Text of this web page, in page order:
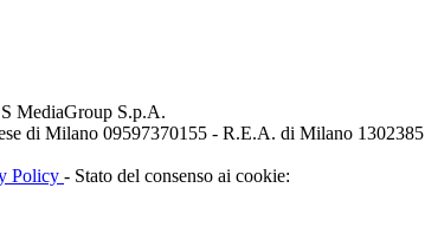
MediaGroup S.p.A.
di Milano 09597370155 - R.E.A. di Milano 1302385
Policy - Stato del consenso ai cookie: